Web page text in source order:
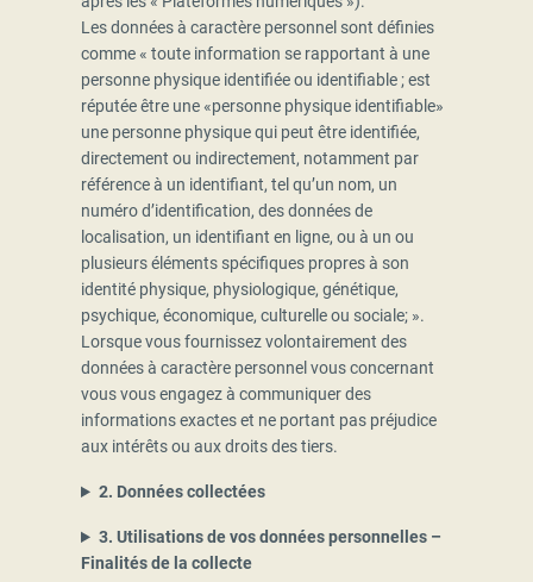
Les données à caractère personnel sont définies
comme « toute information se rapportant à une
personne physique identifiée ou identifiable ; est
réputée être une «personne physique identifiable»
une personne physique qui peut être identifiée,
directement ou indirectement, notamment par
référence à un identifiant, tel qu’un nom, un
numéro d’identification, des données de
localisation, un identifiant en ligne, ou à un ou
plusieurs éléments spécifiques propres à son
identité physique, physiologique, génétique,
psychique, économique, culturelle ou sociale; ».
Lorsque vous fournissez volontairement des
données à caractère personnel vous concernant
vous vous engagez à communiquer des
informations exactes et ne portant pas préjudice
aux intérêts ou aux droits des tiers.
2. Données collectées
3. Utilisations de vos données personnelles –
Finalités de la collecte